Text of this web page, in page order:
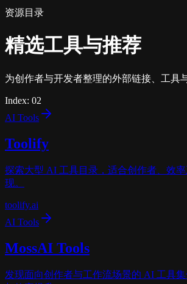
资源目录
精选工具与推荐
为创作者与开发者整理的外部链接、工具
Index: 02
AI Tools
Toolify
探索大型 AI 工具目录，适合创作者、效
现。
toolify.ai
AI Tools
MossAI Tools
发现面向创作者与工作流场景的 AI 工具